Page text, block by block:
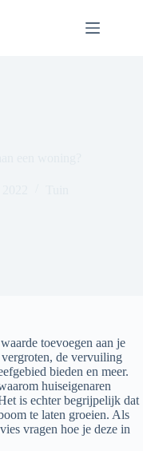
toevoegen aan je
de vervuiling
bieden en meer.
huiseigenaren
is echter begrijpelijk dat
te laten groeien. Als
vragen hoe je deze in